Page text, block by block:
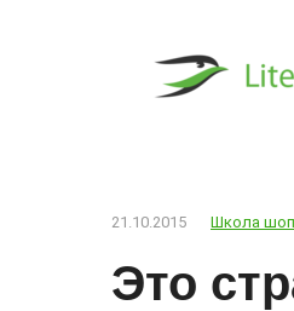
21.10.2015 Школа
Это